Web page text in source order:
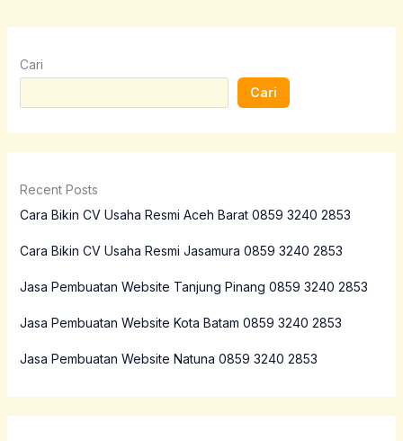
Cari
Cari
Recent Posts
Cara Bikin CV Usaha Resmi Aceh Barat 0859 3240 2853
Cara Bikin CV Usaha Resmi Jasamura 0859 3240 2853
Jasa Pembuatan Website Tanjung Pinang 0859 3240 2853
Jasa Pembuatan Website Kota Batam 0859 3240 2853
Jasa Pembuatan Website Natuna 0859 3240 2853